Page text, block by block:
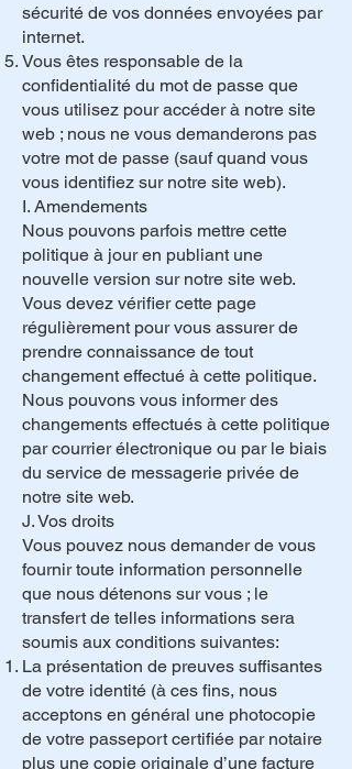
sécurité de vos données envoyées par
internet.
Vous êtes responsable de la
confidentialité du mot de passe que
vous utilisez pour accéder à notre site
web ; nous ne vous demanderons pas
votre mot de passe (sauf quand vous
vous identifiez sur notre site web).
I. Amendements
Nous pouvons parfois mettre cette
politique à jour en publiant une
nouvelle version sur notre site web.
Vous devez vérifier cette page
régulièrement pour vous assurer de
prendre connaissance de tout
changement effectué à cette politique.
Nous pouvons vous informer des
changements effectués à cette politique
par courrier électronique ou par le biais
du service de messagerie privée de
notre site web.
J. Vos droits
Vous pouvez nous demander de vous
fournir toute information personnelle
que nous détenons sur vous ; le
transfert de telles informations sera
soumis aux conditions suivantes:​
La présentation de preuves suffisantes
de votre identité (à ces fins, nous
acceptons en général une photocopie
de votre passeport certifiée par notaire
plus une copie originale d’une facture